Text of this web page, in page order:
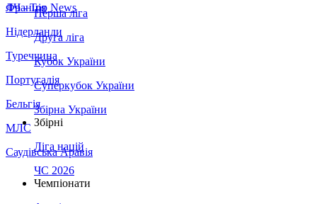
Франція
Нідерланди
Туреччина
Португалія
Бельгія
МЛС
Саудівська Аравія
ЛЧ - Top News
Перша ліга
Друга ліга
Кубок України
Суперкубок України
Збірна України
Збірні
Ліга націй
ЧС 2026
Чемпіонати